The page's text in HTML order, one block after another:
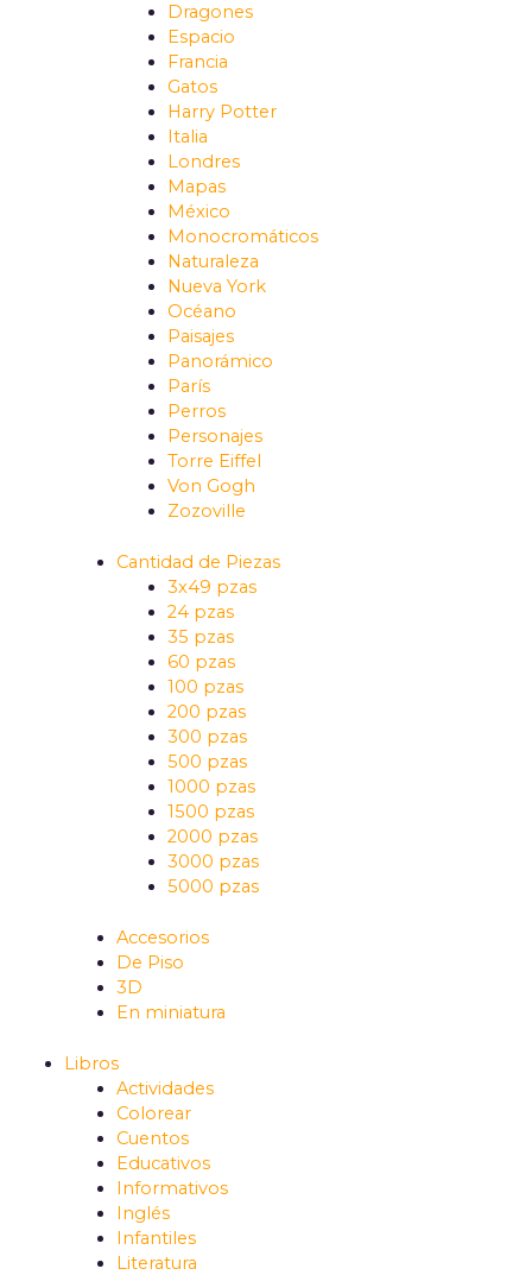
Dragones
Espacio
Francia
Gatos
Harry Potter
Italia
Londres
Mapas
México
Monocromáticos
Naturaleza
Nueva York
Océano
Paisajes
Panorámico
París
Perros
Personajes
Torre Eiffel
Von Gogh
Zozoville
Cantidad de Piezas
3x49 pzas
24 pzas
35 pzas
60 pzas
100 pzas
200 pzas
300 pzas
500 pzas
1000 pzas
1500 pzas
2000 pzas
3000 pzas
5000 pzas
Accesorios
De Piso
3D
En miniatura
Libros
Actividades
Colorear
Cuentos
Educativos
Informativos
Inglés
Infantiles
Literatura